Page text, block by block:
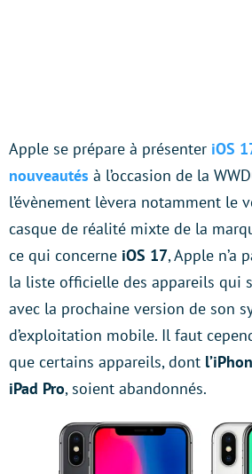
Apple se prépare à présenter iOS
nouveautés à l’occasion de la
l’évènement lèvera notamment le
casque de réalité mixte de la
ce qui concerne iOS 17, Apple n’a
la liste officielle des appareils qui
avec la prochaine version de son
d’exploitation mobile. Il faut
que certains appareils, dont
iPad Pro, soient abandonnés.